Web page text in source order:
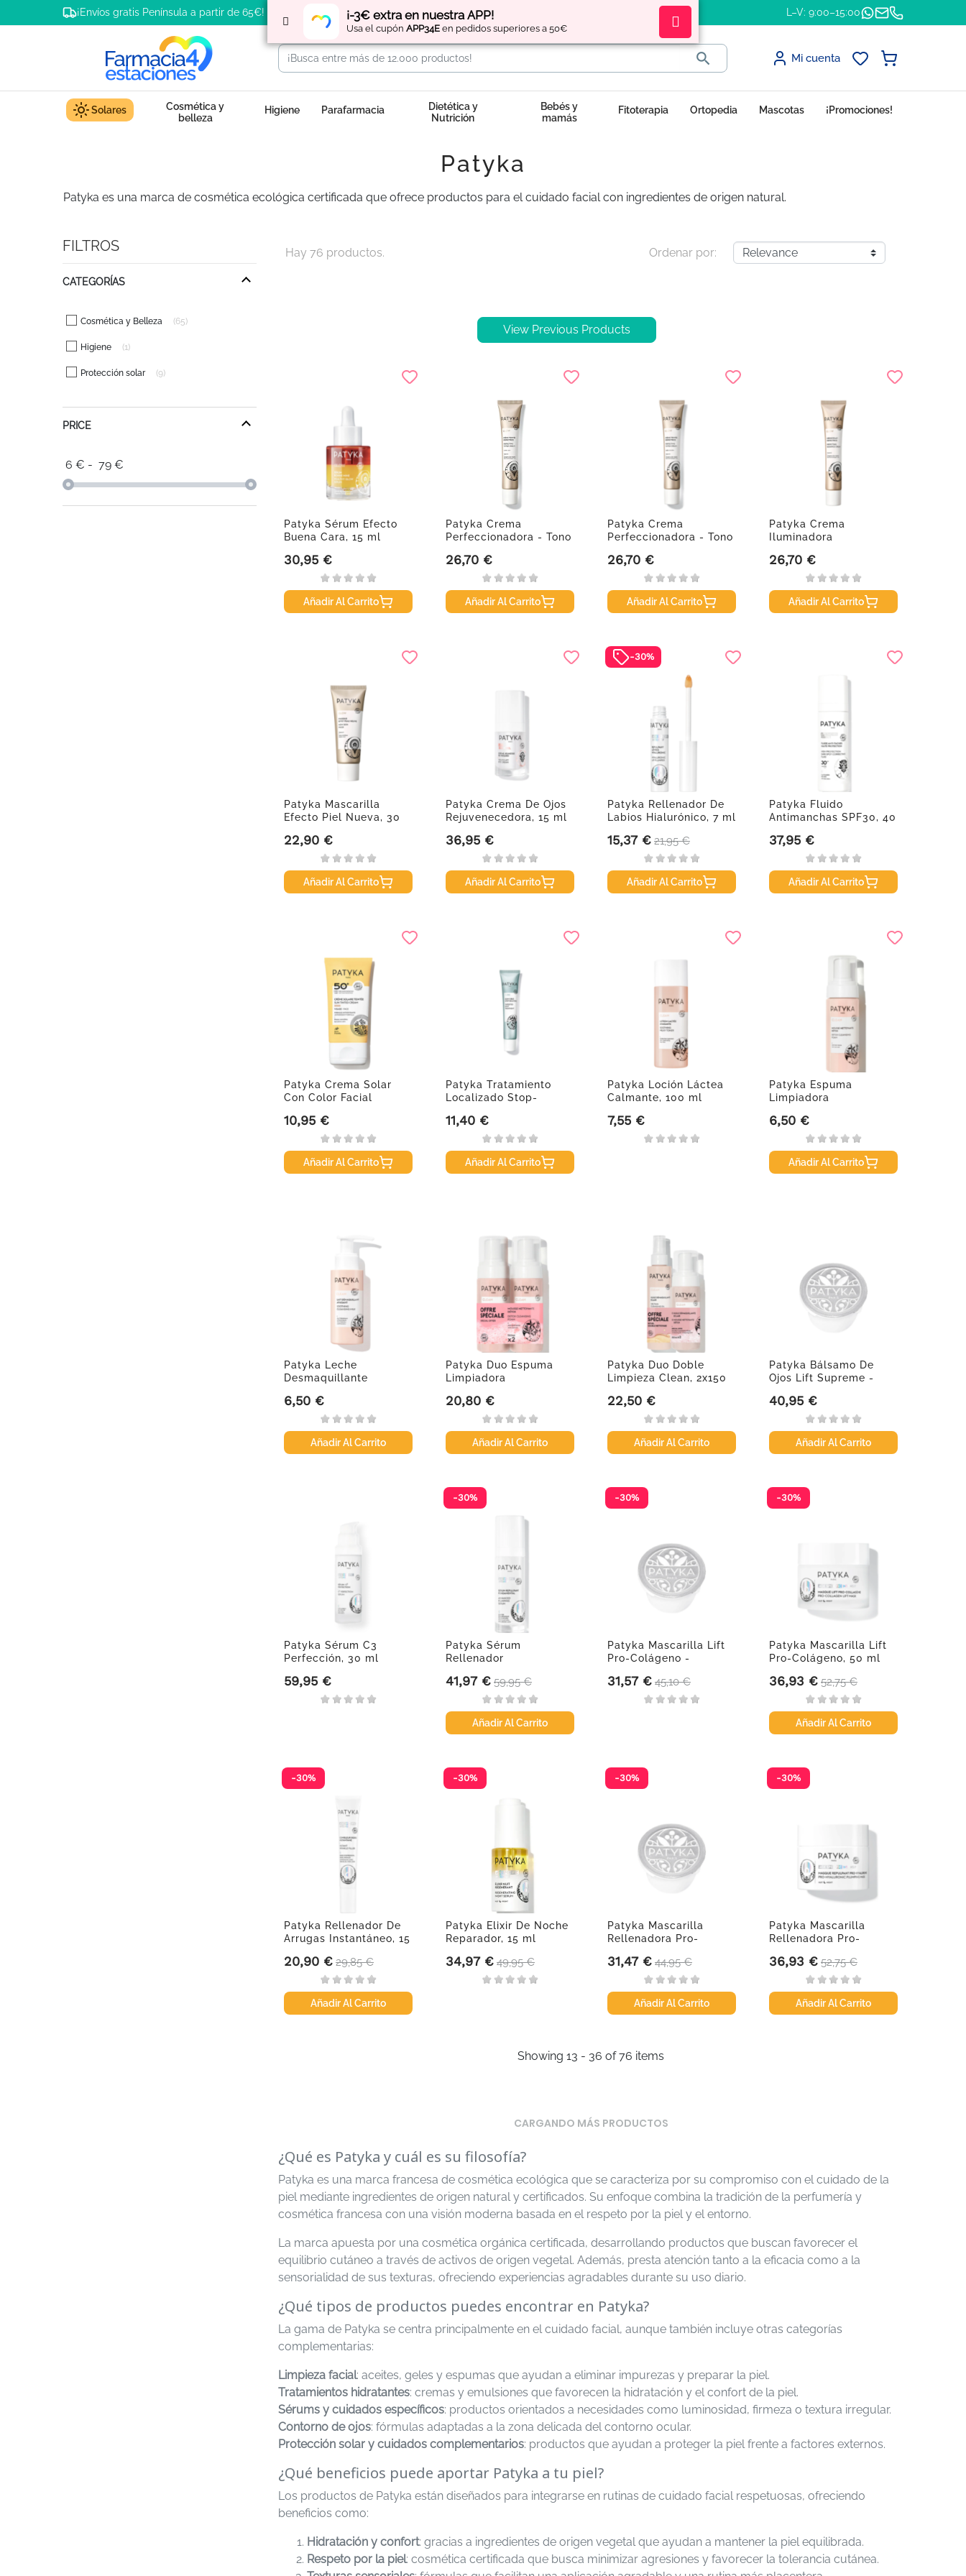
¡-3€ extra en nuestra APP!
Usa el cupón APP34E en pedidos superiores a 50€
¡Envíos gratis Península a partir de 65€! Regístratey obtén L–V: 9:00–15:00
 Mi cuenta
Solares
Cosmética y
belleza
Higiene Parafarmacia
Dietética y
Nutrición
Bebés y
mamás
Fitoterapia Ortopedia Mascotas ¡Promociones!
Patyka
Patyka es una marca de cosmética ecológica certificada que ofrece productos para el cuidado facial con ingredientes de origen natural.
FILTROS
CATEGORÍAS
Cosmética y Belleza 65
Higiene 1
Protección solar 9
PRICE
6 € - 79 €
Hay 76 productos. Ordenar por:
View Previous Products
Patyka Sérum Efecto
Buena Cara, 15 ml
Precio
30,95 €
Añadir Al Carrito
Patyka Crema
Perfeccionadora - Tono
Precio
26,70 €
Añadir Al Carrito
Patyka Crema
Perfeccionadora - Tono
Precio
26,70 €
Añadir Al Carrito
Patyka Crema
Iluminadora
Precio
26,70 €
Añadir Al Carrito
Patyka Mascarilla
Efecto Piel Nueva, 30
Precio
22,90 €
Añadir Al Carrito
Patyka Crema De Ojos
Rejuvenecedora, 15 ml
Precio
36,95 €
Añadir Al Carrito
Patyka Rellenador De
Labios Hialurónico, 7 ml
Precio
15,37 € Precio base
21,95 €
Añadir Al Carrito
-30%
Patyka Fluido
Antimanchas SPF30, 40
Precio
37,95 €
Añadir Al Carrito
Patyka Crema Solar
Con Color Facial
Precio
10,95 €
Añadir Al Carrito
Patyka Tratamiento
Localizado Stop-
Precio
11,40 €
Añadir Al Carrito
Patyka Loción Láctea
Calmante, 100 ml
Precio
7,55 €
Patyka Espuma
Limpiadora
Precio
6,50 €
Añadir Al Carrito
Patyka Leche
Desmaquillante
Precio
6,50 €
Añadir Al Carrito
Patyka Duo Espuma
Limpiadora
Precio
20,80 €
Añadir Al Carrito
Patyka Duo Doble
Limpieza Clean, 2x150
Precio
22,50 €
Añadir Al Carrito
Patyka Bálsamo De
Ojos Lift Supreme -
Precio
40,95 €
Añadir Al Carrito
Patyka Sérum C3
Perfección, 30 ml
Precio
59,95 €
Patyka Sérum
Rellenador
Precio
41,97 € Precio base
59,95 €
Añadir Al Carrito
-30%
Patyka Mascarilla Lift
Pro-Colágeno -
Precio
31,57 € Precio base
45,10 €
-30%
Patyka Mascarilla Lift
Pro-Colágeno, 50 ml
Precio
36,93 € Precio base
52,75 €
Añadir Al Carrito
-30%
Patyka Rellenador De
Arrugas Instantáneo, 15
Precio
20,90 € Precio base
29,85 €
Añadir Al Carrito
-30%
Patyka Elixir De Noche
Reparador, 15 ml
Precio
34,97 € Precio base
49,95 €
-30%
Patyka Mascarilla
Rellenadora Pro-
Precio
31,47 € Precio base
44,95 €
Añadir Al Carrito
-30%
Patyka Mascarilla
Rellenadora Pro-
Precio
36,93 € Precio base
52,75 €
Añadir Al Carrito
-30%
Showing 13 - 36 of 76 items
CARGANDO MÁS PRODUCTOS
¿Qué es Patyka y cuál es su filosofía?
Patyka es una marca francesa de cosmética ecológica que se caracteriza por su compromiso con el cuidado de la
piel mediante ingredientes de origen natural y certificados. Su enfoque combina la tradición de la perfumería y
cosmética francesa con una visión moderna basada en el respeto por la piel y el entorno.
La marca apuesta por una cosmética orgánica certificada, desarrollando productos que buscan favorecer el
equilibrio cutáneo a través de activos de origen vegetal. Además, presta atención tanto a la eficacia como a la
sensorialidad de sus texturas, ofreciendo experiencias agradables durante su uso diario.
¿Qué tipos de productos puedes encontrar en Patyka?
La gama de Patyka se centra principalmente en el cuidado facial, aunque también incluye otras categorías
complementarias:
Limpieza facial: aceites, geles y espumas que ayudan a eliminar impurezas y preparar la piel.
Tratamientos hidratantes: cremas y emulsiones que favorecen la hidratación y el confort de la piel.
Sérums y cuidados específicos: productos orientados a necesidades como luminosidad, firmeza o textura irregular.
Contorno de ojos: fórmulas adaptadas a la zona delicada del contorno ocular.
Protección solar y cuidados complementarios: productos que ayudan a proteger la piel frente a factores externos.
¿Qué beneficios puede aportar Patyka a tu piel?
Los productos de Patyka están diseñados para integrarse en rutinas de cuidado facial respetuosas, ofreciendo
beneficios como:
Hidratación y confort: gracias a ingredientes de origen vegetal que ayudan a mantener la piel equilibrada.
Respeto por la piel: cosmética certificada que busca minimizar agresiones y favorecer la tolerancia cutánea.